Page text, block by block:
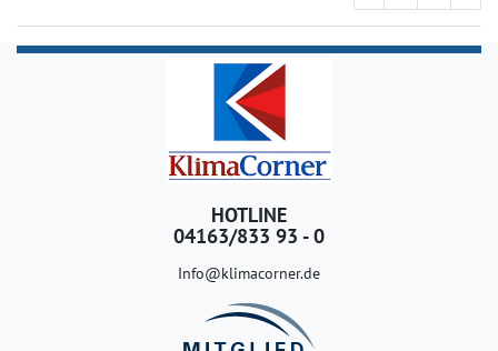
HOTLINE
04163/833 93 - 0
Info@klimacorner.de